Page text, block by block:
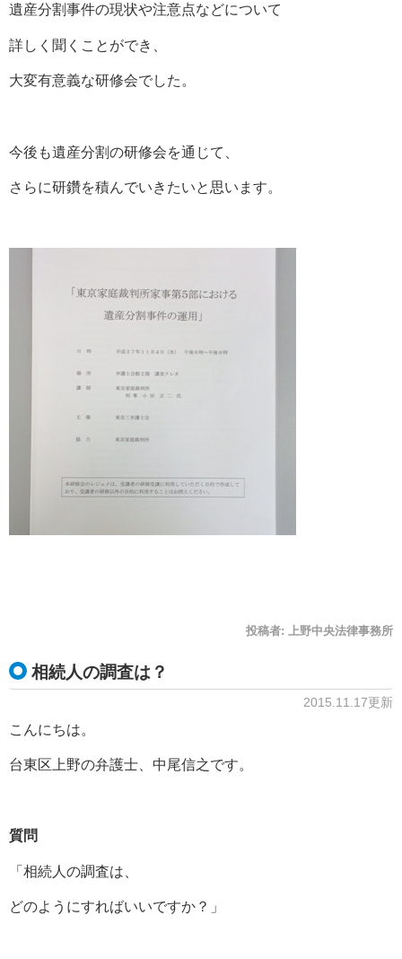
遺産分割事件の現状や注意点などについて
詳しく聞くことができ、
大変有意義な研修会でした。
今後も遺産分割の研修会を通じて、
さらに研鑽を積んでいきたいと思います。
投稿者: 上野中央法律事務所
相続人の調査は？
2015.11.17更新
こんにちは。
台東区上野の弁護士、中尾信之です。
質問
「相続人の調査は、
どのようにすればいいですか？」